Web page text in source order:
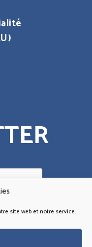
site web et notre service.
qu’en m’abonnant, je